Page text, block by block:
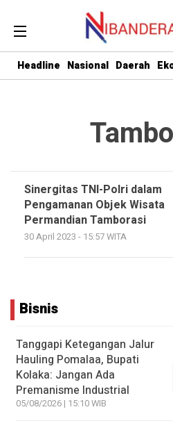
Headline Nasional Daerah
Sinergitas TNI-Polri dalam
Pengamanan Objek Wisata
Permandian Tamborasi
30 April 2023 - 15:57 WITA
Bisnis
Tanggapi Ketegangan Jalur
Hauling Pomalaa, Bupati
Kolaka: Jangan Ada
Premanisme Industrial
05/08/2026 | 15:10 WIB